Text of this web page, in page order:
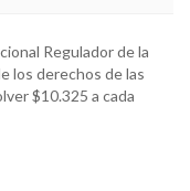
Regulador de la
los derechos de las
$10.325 a cada